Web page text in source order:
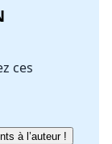
commentaire
ces
à l’auteur !